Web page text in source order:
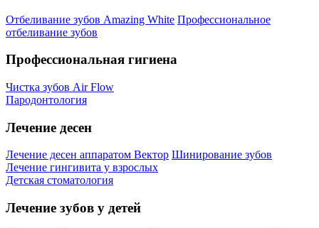
Отбеливание зубов Amazing White Профессиональное
отбеливание зубов
Профессиональная гигиена
Чистка зубов Air Flow
Пародонтология
Лечение десен
Лечение десен аппаратом Вектор Шинирование зубов
Лечение гингивита у взрослых
Детская стоматология
Лечение зубов у детей